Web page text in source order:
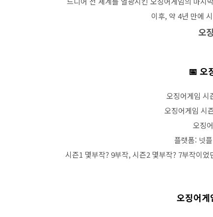
이후, 약 4년 만에
오
📅 오
오징어게임 시
오징어게임 시
오징
플랫폼: 넷
시즌1 몇부작? 9부작, 시즌2 몇부작? 7부작이
오징어